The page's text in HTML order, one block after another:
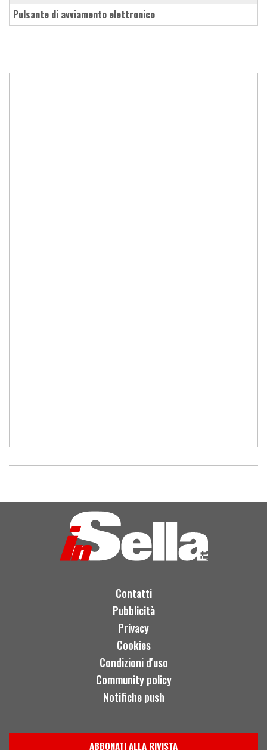
pulsante di avviamento elettronico
Contatti
Pubblicità
Privacy
Cookies
Condizioni d'uso
Community policy
Notifiche push
ABBONATI ALLA RIVISTA